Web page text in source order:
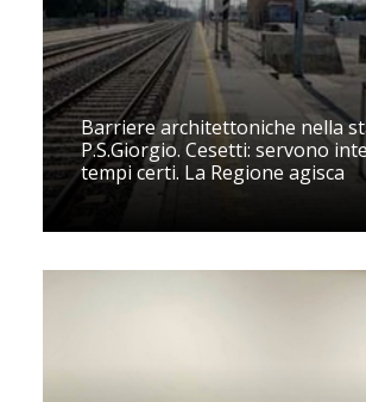
Barriere architettoniche nella
P.S.Giorgio. Cesetti: servono
tempi certi. La Regione agisca